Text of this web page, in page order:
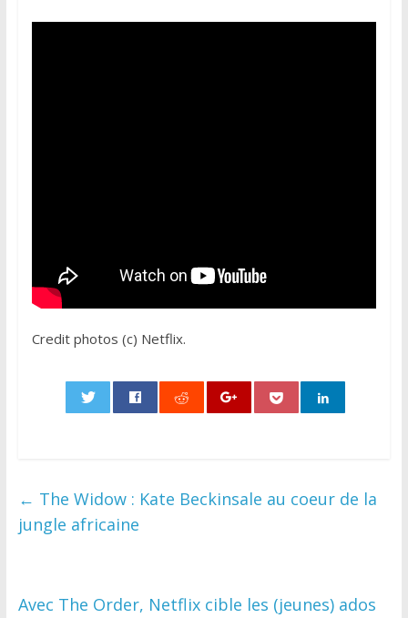
Credit photos (c) Netflix.
← The Widow : Kate Beckinsale au coeur de la
jungle africaine
Avec The Order, Netflix cible les (jeunes) ados